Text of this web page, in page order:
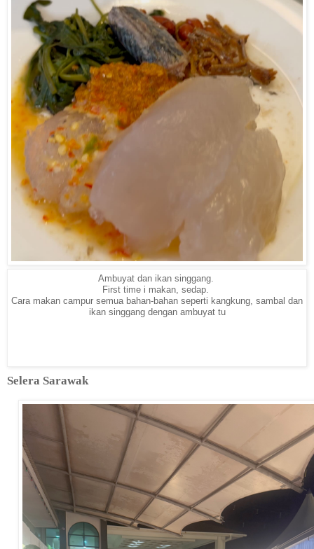
Ambuyat dan ikan singgang.
First time i makan, sedap.
Cara makan campur semua bahan-bahan seperti kangkung, sambal dan
ikan singgang dengan ambuyat tu
Selera Sarawak